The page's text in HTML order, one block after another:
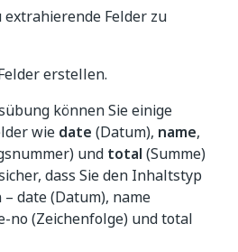
extrahierende Felder zu
erstellen.
können Sie einige
wie date (Datum), name,
und total (Summe)
dass Sie den Inhaltstyp
date (Datum), name
no (Zeichenfolge) und total